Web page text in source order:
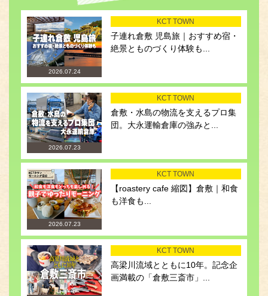
2026.07.24
KCT TOWN
子連れ倉敷 児島旅｜おすすめ宿・
絶景とものづくり体験も...
2026.07.23
KCT TOWN
倉敷・水島の物流を支えるプロ集
団。大永運輸倉庫の強みと...
2026.07.23
KCT TOWN
【roastery cafe 縮図】倉敷｜和食
も洋食も...
KCT TOWN
高梁川流域とともに10年。記念企
画満載の「倉敷三斎市」...